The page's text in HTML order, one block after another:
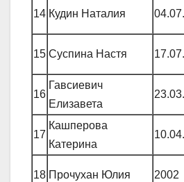
14 Кудин Наталия
15 Суспина Настя
16
Гавсиевич
Елизавета
17
Кашперова
Катерина
18 Прочухан Юлия 2002